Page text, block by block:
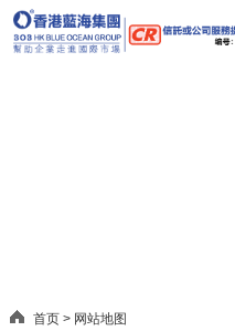
首页> 网站地图